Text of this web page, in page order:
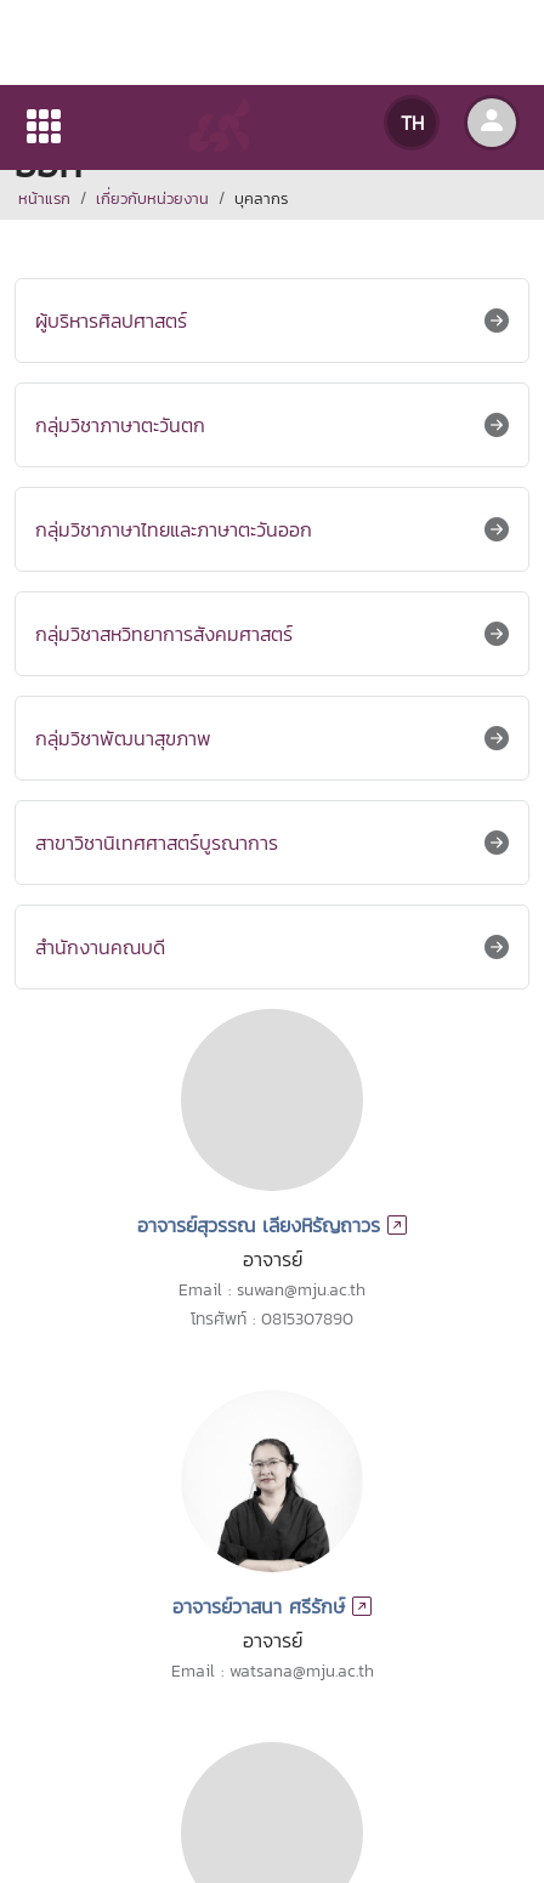
TH
กลุ่มวิชาภาษาไทยและภาษาตะวัน
ออก
หน้าแรก เกี่ยวกับหน่วยงาน บุคลากร
ผู้บริหารศิลปศาสตร์
กลุ่มวิชาภาษาตะวันตก
กลุ่มวิชาภาษาไทยและภาษาตะวันออก
กลุ่มวิชาสหวิทยาการสังคมศาสตร์
กลุ่มวิชาพัฒนาสุขภาพ
สาขาวิชานิเทศศาสตร์บูรณาการ
สำนักงานคณบดี
อาจารย์สุวรรณ เลียงหิรัญถาวร
อาจารย์
Email : suwan@mju.ac.th
โทรศัพท์ : 0815307890
อาจารย์วาสนา ศรีรักษ์
อาจารย์
Email : watsana@mju.ac.th